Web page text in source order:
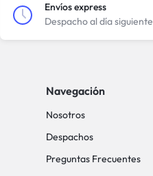
Envíos express
Despacho al día siguiente
Navegación
Nosotros
Despachos
Preguntas Frecuentes